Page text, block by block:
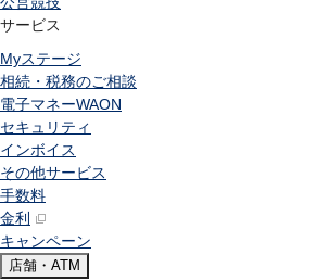
サービス
Myステージ
相続・税務のご相談
電子マネーWAON
セキュリティ
インボイス
その他サービス
手数料
金利
キャンペーン
店舗・ATM